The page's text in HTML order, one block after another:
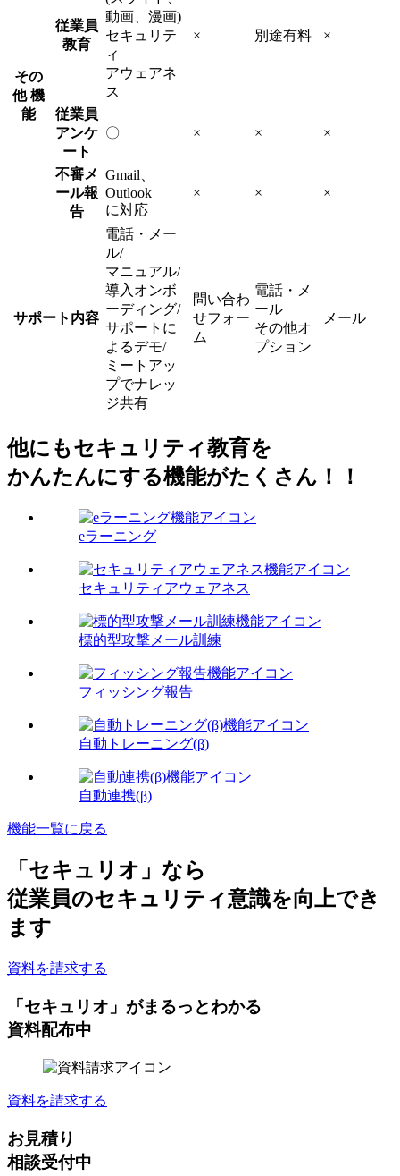
その
他 機
能
従業員
教育
動画、漫画)
セキュリテ
ィ
アウェアネ
ス
× 別途有料 ×
従業員
アンケ
ート
〇 × × ×
不審メ
ール報
告
Gmail、
Outlook
に対応
× × ×
サポート内容
電話・メー
ル/
マニュアル/
導入オンボ
ーディング/
サポートに
よるデモ/
ミートアッ
プでナレッ
ジ共有
問い合わ
せフォー
ム
電話・メ
ール
その他オ
プション
メール
他にもセキュリティ教育を
かんたんにする機能がたくさん！！
eラーニング
セキュリティアウェアネス
標的型攻撃メール訓練
フィッシング報告
自動トレーニング(β)
自動連携(β)
機能一覧に戻る
「セキュリオ」なら
従業員のセキュリティ意識を向上でき
ます
資料を請求する
「セキュリオ」がまるっとわかる
資料配布中
資料を請求する
お見積り
相談受付中